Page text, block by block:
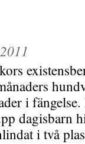
i
dagisbarn
i två